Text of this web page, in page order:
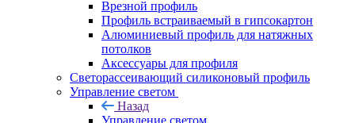
Врезной профиль
Профиль встраиваемый в гипсокартон
Алюминиевый профиль для натяжных
потолков
Аксессуары для профиля
Светорассеивающий силиконовый профиль
Управление светом
Назад
Управление светом